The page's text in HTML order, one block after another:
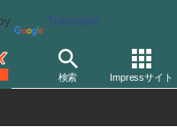
Translate
検索 Impressサイト